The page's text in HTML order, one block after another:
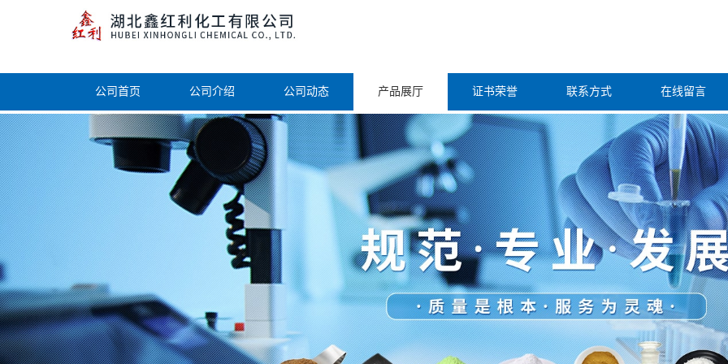
公司首页 公司介绍 公司动态 产品展厅 证书荣誉 联系方式 在线留言